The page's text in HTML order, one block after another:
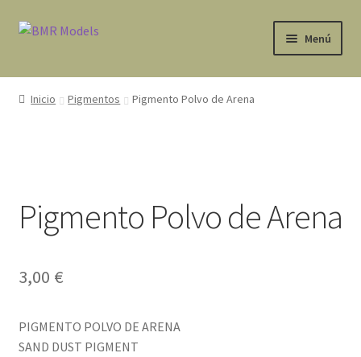
Ir
Ir
Menú
Tienda
Mi cuenta
Inicio Pigmentos Pigmento Polvo de Arena
Pigmento Polvo de Arena
3,00 €
PIGMENTO POLVO DE ARENA
SAND DUST PIGMENT